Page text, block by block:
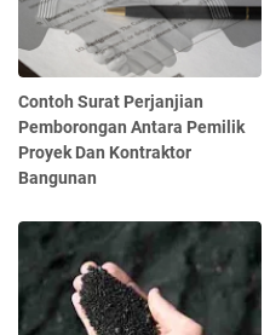
Contoh Surat Perjanjian
Pemborongan Antara Pemilik
Proyek Dan Kontraktor
Bangunan